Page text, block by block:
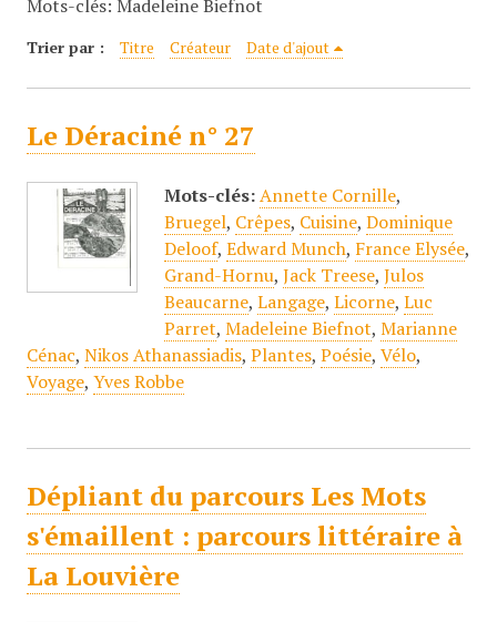
Mots-clés: Madeleine Biefnot
Trier par : Titre Créateur Date d'ajout
Le Déraciné n° 27
Mots-clés: Annette Cornille,
Bruegel, Crêpes, Cuisine, Dominique
Deloof, Edward Munch, France Elysée,
Grand-Hornu, Jack Treese, Julos
Beaucarne, Langage, Licorne, Luc
Parret, Madeleine Biefnot, Marianne
Cénac, Nikos Athanassiadis, Plantes, Poésie, Vélo,
Voyage, Yves Robbe
Dépliant du parcours Les Mots
s'émaillent : parcours littéraire à
La Louvière